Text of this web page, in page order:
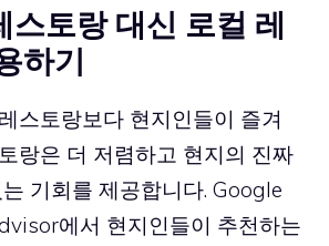
스토랑 대신 로컬 레
하기
스토랑보다 현지인들이 즐겨
랑은 더 저렴하고 현지의 진짜
기회를 제공합니다. Google
에서 현지인들이 추천하는